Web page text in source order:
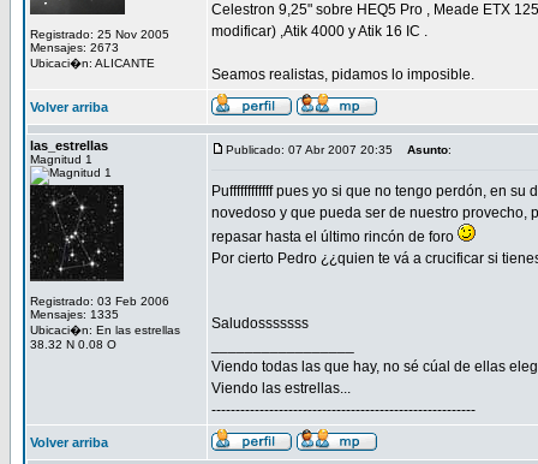
Registrado: 25 Nov 2005
Mensajes: 2673
Ubicaci�n: ALICANTE
Celestron 9,25" sobre HEQ5 Pro , Meade ETX
modificar) ,Atik 4000 y Atik 16 IC .
Seamos realistas, pidamos lo imposible.
Volver arriba
las_estrellas
Magnitud 1
Registrado: 03 Feb 2006
Mensajes: 1335
Ubicaci�n: En las estrellas
38.32 N 0.08 O
Publicado: 07 Abr 2007 20:35 Asunto:
Puffffffffffff pues yo si que no tengo perdón, en
novedoso y que pueda ser de nuestro provecho,
repasar hasta el último rincón de foro
Por cierto Pedro ¿¿quien te vá a crucificar si
Saludosssssss
Viendo todas las que hay, no sé cúal de ellas
Viendo las estrellas...
-------------------------------------------------------
Volver arriba